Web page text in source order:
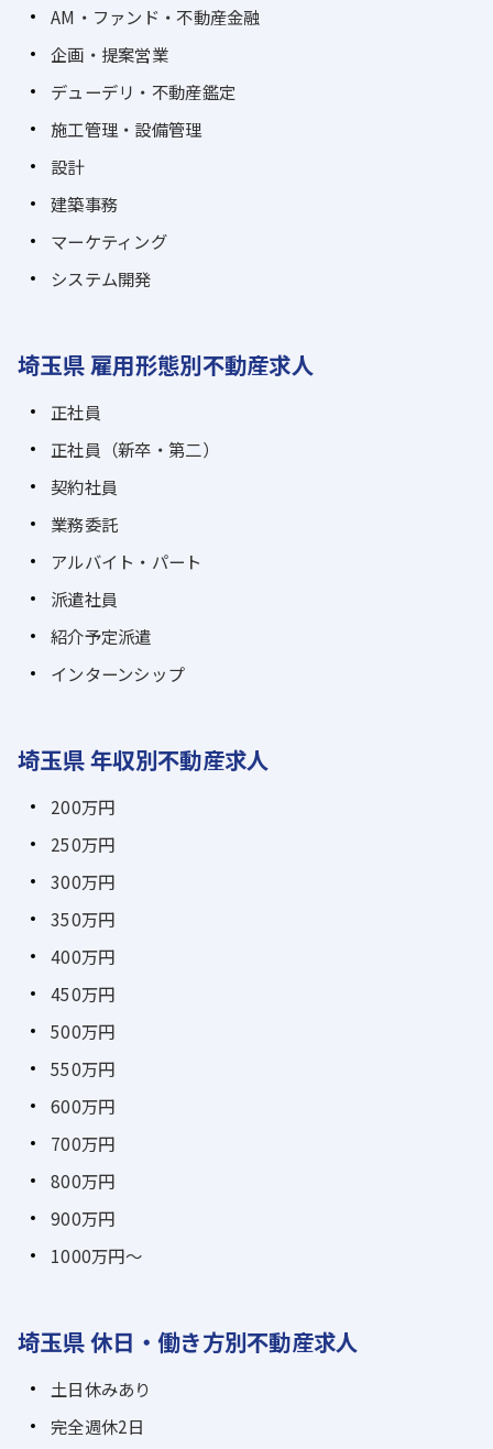
AM・ファンド・不動産金融
企画・提案営業
デューデリ・不動産鑑定
施工管理・設備管理
設計
建築事務
マーケティング
システム開発
埼玉県 雇用形態別不動産求人
正社員
正社員（新卒・第二）
契約社員
業務委託
アルバイト・パート
派遣社員
紹介予定派遣
インターンシップ
埼玉県 年収別不動産求人
200万円
250万円
300万円
350万円
400万円
450万円
500万円
550万円
600万円
700万円
800万円
900万円
1000万円～
埼玉県 休日・働き方別不動産求人
土日休みあり
完全週休2日